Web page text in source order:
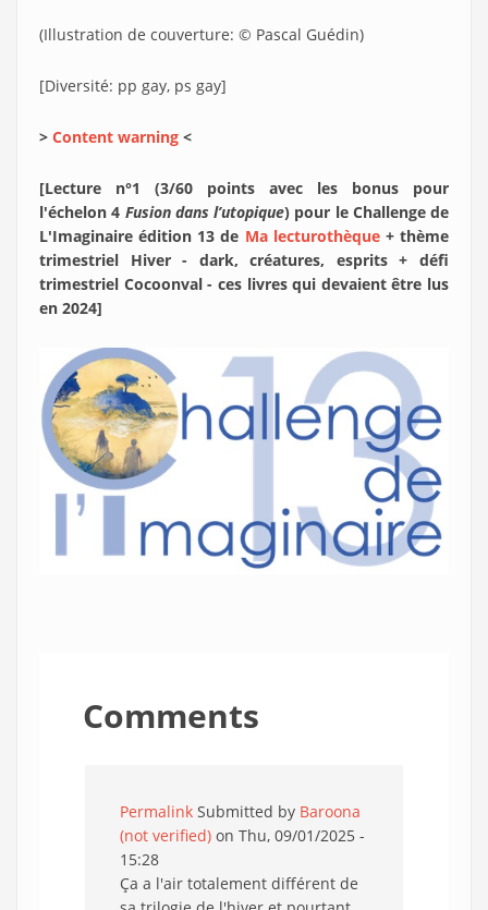
(Illustration de couverture: © Pascal Guédin)
[Diversité: pp gay, ps gay]
> Content warning <
[Lecture n°1 (3/60 points avec les bonus pour
l'échelon 4 Fusion dans l’utopique) pour le Challenge de
L'Imaginaire édition 13 de Ma lecturothèque+ thème
trimestriel Hiver - dark, créatures, esprits + défi
trimestriel Cocoonval - ces livres qui devaient être lus
en 2024]
Comments
Permalink Submitted by Baroona
(not verified) on Thu, 09/01/2025 -
15:28
Ça a l'air totalement différent de